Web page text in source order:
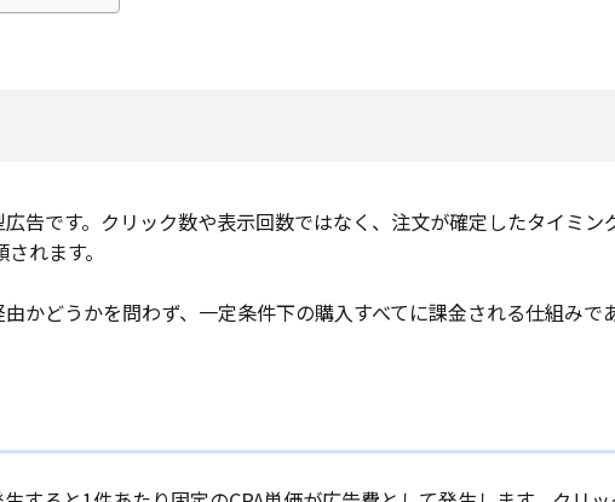
告です。クリック数や表示回数ではなく、注文が確定したタイミ
れます。
かどうかを問わず、一定条件下の購入すべてに課金される仕組み